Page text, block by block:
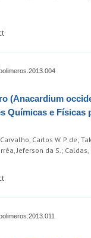
(Anacardium
Químicas e Físicas
Carlos W. P. de;
Jeferson da S.;